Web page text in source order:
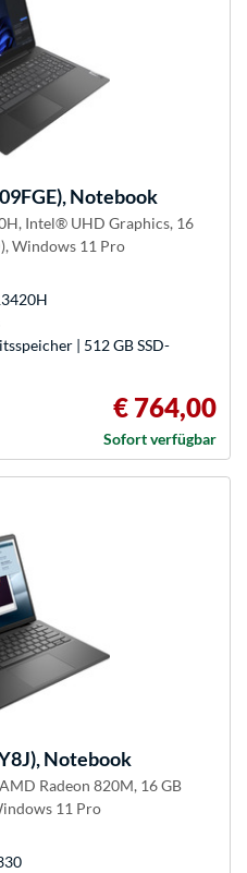
Notebook
Intel® UHD Graphics, 16
Windows 11 Pro
| 512 GB SSD-
€ 764,00
Sofort verfügbar
Notebook
Radeon 820M, 16 GB
11 Pro